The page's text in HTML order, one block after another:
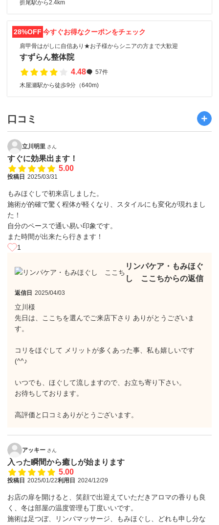
折尾駅から2.4km
28%OFF 今すぐお得なクーポンをチェック
肩甲骨はがしに自信あり★お子様からシニアの方まで大歓迎
すずらん整体院
4.48
57件
木屋瀬駅から徒歩9分（640m)
口コミ
立川明里 さん
すぐに効果出ます！
5.00
投稿日 2025/03/31
もみほぐしで初来店しました。
施術が的確で驚く程体が軽くなり、スタイルにも変化が現れまし
た！
自分のペースで通い易い印象です。
また時間が出来たら行きます！
1
リンパケア・もみほぐ
し ここちからの返信
返信日 2025/04/03
立川様
先日は、ここちを選んでご来店下さり ありがとうございま
す。
コリをほぐして メリットが多くあった事、私も嬉しいです
(^^♪
いつでも、ほぐして流しますので、お立ち寄り下さい。
お待ちしております。
高評価と口コミありがとうございます。
アッキー さん
入った瞬間から癒しが始まります
5.00
投稿日 2025/01/22利用日 2024/12/29
お店の扉を開けると、笑顔で出迎えていただきアロマの香りも良
く、冬は部屋の温度管理も丁度いいです。
施術は足つぼ、リンパマッサージ、もみほぐし、どれも申し分な